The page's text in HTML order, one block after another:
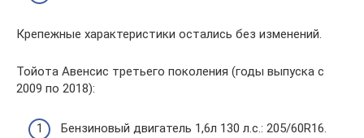
Крепежные характеристики остались без изменений.
Тойота Авенсис третьего поколения (годы выпуска с
2009 по 2018):
Бензиновый двигатель 1,6л 130 л.с.: 205/60R16.